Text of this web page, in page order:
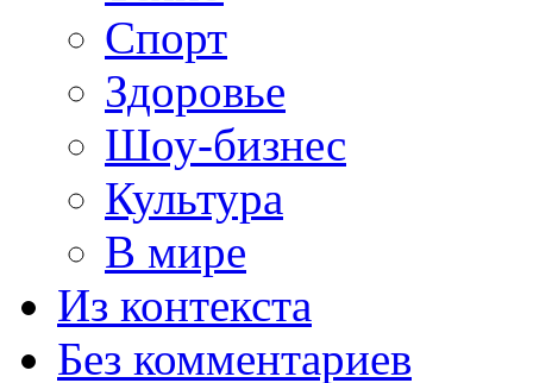
Спорт
Здоровье
Шоу-бизнес
Культура
В мире
Из контекста
Без комментариев